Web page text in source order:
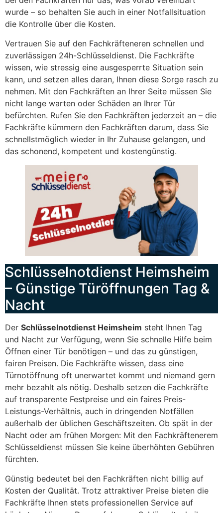
wurde – so behalten Sie auch in einer Notfallsituation
die Kontrolle über die Kosten.
Vertrauen Sie auf den Fachkräfteneren schnellen und
zuverlässigen 24h-Schlüsseldienst. Die Fachkräfte
wissen, wie stressig eine ausgesperrte Situation sein
kann, und setzen alles daran, Ihnen diese Sorge rasch zu
nehmen. Mit den Fachkräften an Ihrer Seite müssen Sie
nicht lange warten oder Schäden an Ihrer Tür
befürchten. Rufen Sie den Fachkräften jederzeit an – die
Fachkräfte kümmern den Fachkräften darum, dass Sie
schnellstmöglich wieder in Ihr Zuhause gelangen, und
das schonend, kompetent und kostengünstig.
Schlüsselnotdienst Heimsheim
– Günstige Türöffnungen Tag &
Nacht
Der Schlüsselnotdienst Heimsheim steht Ihnen Tag
und Nacht zur Verfügung, wenn Sie schnelle Hilfe beim
Öffnen einer Tür benötigen – und das zu günstigen,
fairen Preisen. Die Fachkräfte wissen, dass eine
Türnotöffnung oft unerwartet kommt und niemand gern
mehr bezahlt als nötig. Deshalb setzen die Fachkräfte
auf transparente Festpreise und ein faires Preis-
Leistungs-Verhältnis, auch in dringenden Notfällen
außerhalb der üblichen Geschäftszeiten. Ob spät in der
Nacht oder am frühen Morgen: Mit den Fachkräftenerem
Schlüsseldienst müssen Sie keine überhöhten Gebühren
fürchten.
Günstig bedeutet bei den Fachkräften nicht billig auf
Kosten der Qualität. Trotz attraktiver Preise bieten die
Fachkräfte Ihnen stets professionellen Service auf